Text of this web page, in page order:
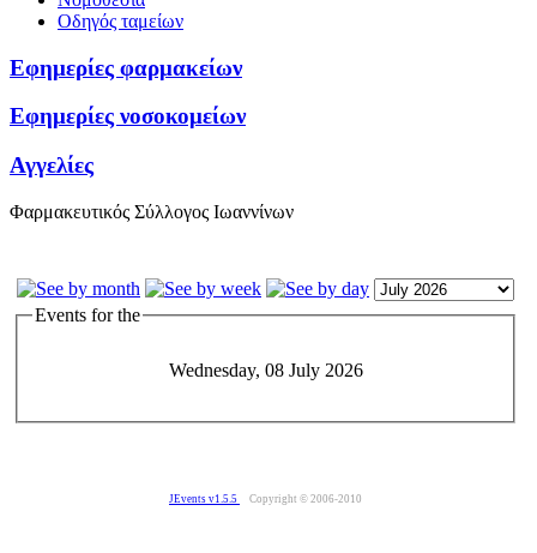
Οδηγός ταμείων
Εφημερίες φαρμακείων
Εφημερίες νοσοκομείων
Αγγελίες
Φαρμακευτικός Σύλλογος Ιωαννίνων
Events for the
Wednesday, 08 July 2026
JEvents v1.5.5 Copyright © 2006-2010